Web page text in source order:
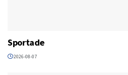
Sportade
2026-08-07